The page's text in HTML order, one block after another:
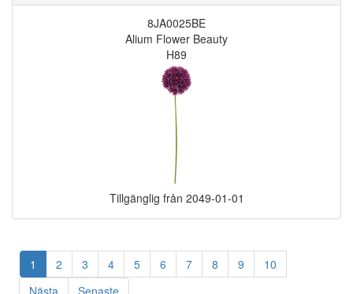
8JA0025BE
Alium Flower Beauty
H89
Tillgänglig från 2049-01-01
1 2 3 4 5 6 7 8 9
10